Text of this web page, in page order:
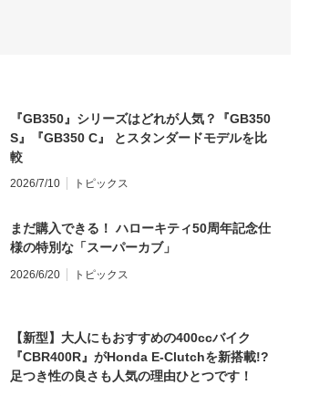
『GB350』シリーズはどれが人気？『GB350
S』『GB350 C』 とスタンダードモデルを比
較
2026/7/10 トピックス
まだ購入できる！ ハローキティ50周年記念仕
様の特別な「スーパーカブ」
2026/6/20 トピックス
【新型】大人にもおすすめの400ccバイク
『CBR400R』がHonda E-Clutchを新搭載!?
足つき性の良さも人気の理由ひとつです！